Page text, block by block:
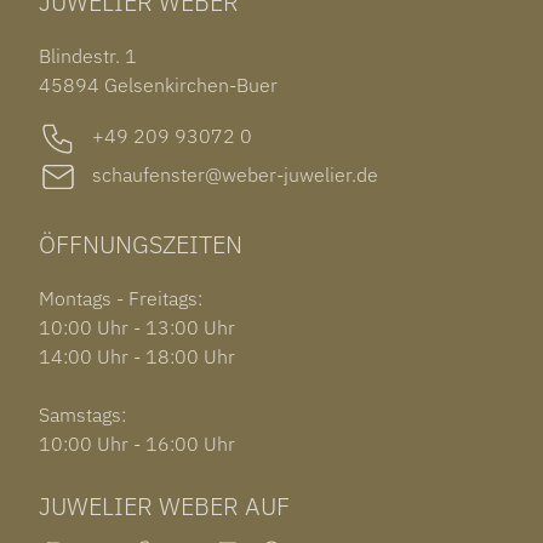
OHRSCHMUCK
OUT OF COLLECTION
GARMIN VENU 3S
Blindestr. 1
45894 Gelsenkirchen-Buer
+49 209 93072 0
schaufenster@weber-juwelier.de
ÖFFNUNGSZEITEN
Montags - Freitags:
10:00 Uhr - 13:00 Uhr
14:00 Uhr - 18:00 Uhr
Samstags:
10:00 Uhr - 16:00 Uhr
JUWELIER WEBER AUF